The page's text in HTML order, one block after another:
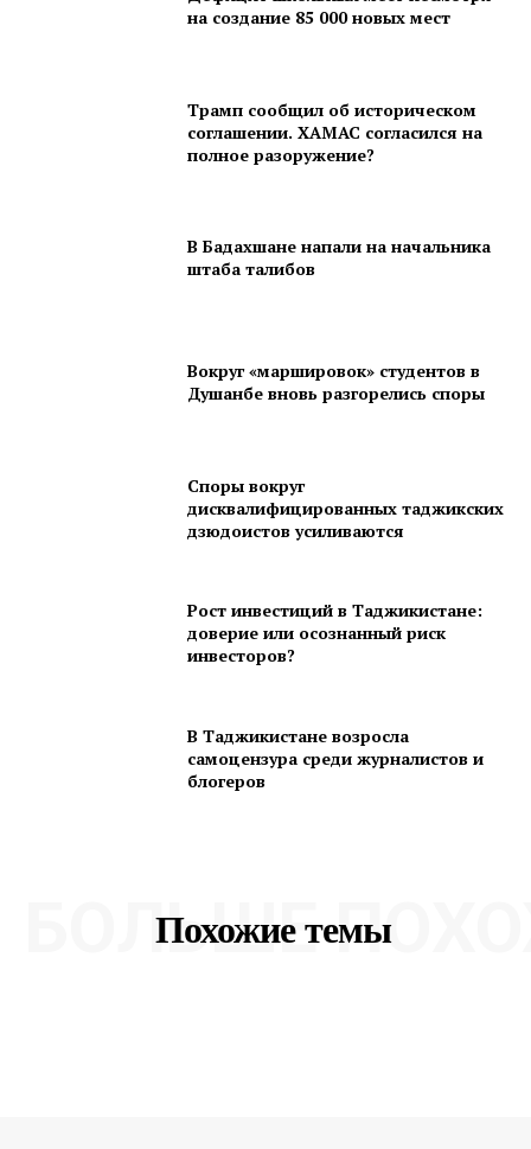
на создание 85 000 новых мест
Трамп сообщил об историческом
соглашении. ХАМАС согласился на
полное разоружение?
В Бадахшане напали на начальника
штаба талибов
Вокруг «маршировок» студентов в
Душанбе вновь разгорелись споры
Споры вокруг
дисквалифицированных таджикских
дзюдоистов усиливаются
Рост инвестиций в Таджикистане:
доверие или осознанный риск
инвесторов?
В Таджикистане возросла
самоцензура среди журналистов и
блогеров
Похожие темы
БОЛЬШЕ